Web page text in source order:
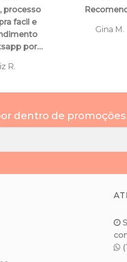
processo
facil e
por
e
e ate
de
R.
Gina M.
dentro de